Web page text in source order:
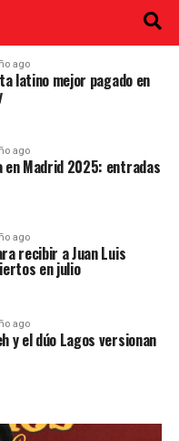
ago
latino mejor pagado en
ago
en Madrid 2025: entradas
ago
recibir a Juan Luis
en julio
ago
y el dúo Lagos versionan